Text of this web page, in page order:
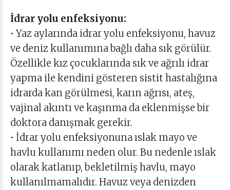
İdrar yolu enfeksiyonu:
• Yaz aylarında idrar yolu enfeksiyonu, havuz
ve deniz kullanımına bağlı daha sık görülür.
Özellikle kız çocuklarında sık ve ağrılı idrar
yapma ile kendini gösteren sistit hastalığına
idrarda kan görülmesi, karın ağrısı, ateş,
vajinal akıntı ve kaşınma da eklenmişse bir
doktora danışmak gerekir.
• İdrar yolu enfeksiyonuna ıslak mayo ve
havlu kullanımı neden olur. Bu nedenle ıslak
olarak katlanıp, bekletilmiş havlu, mayo
kullanılmamalıdır. Havuz veya denizden